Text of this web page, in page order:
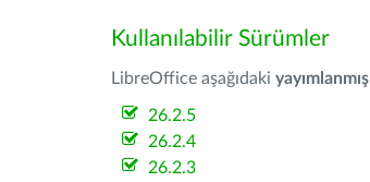
Kullanılabilir Sürümler
LibreOffice aşağıdaki yayımlanmış
26.2.5
26.2.4
26.2.3